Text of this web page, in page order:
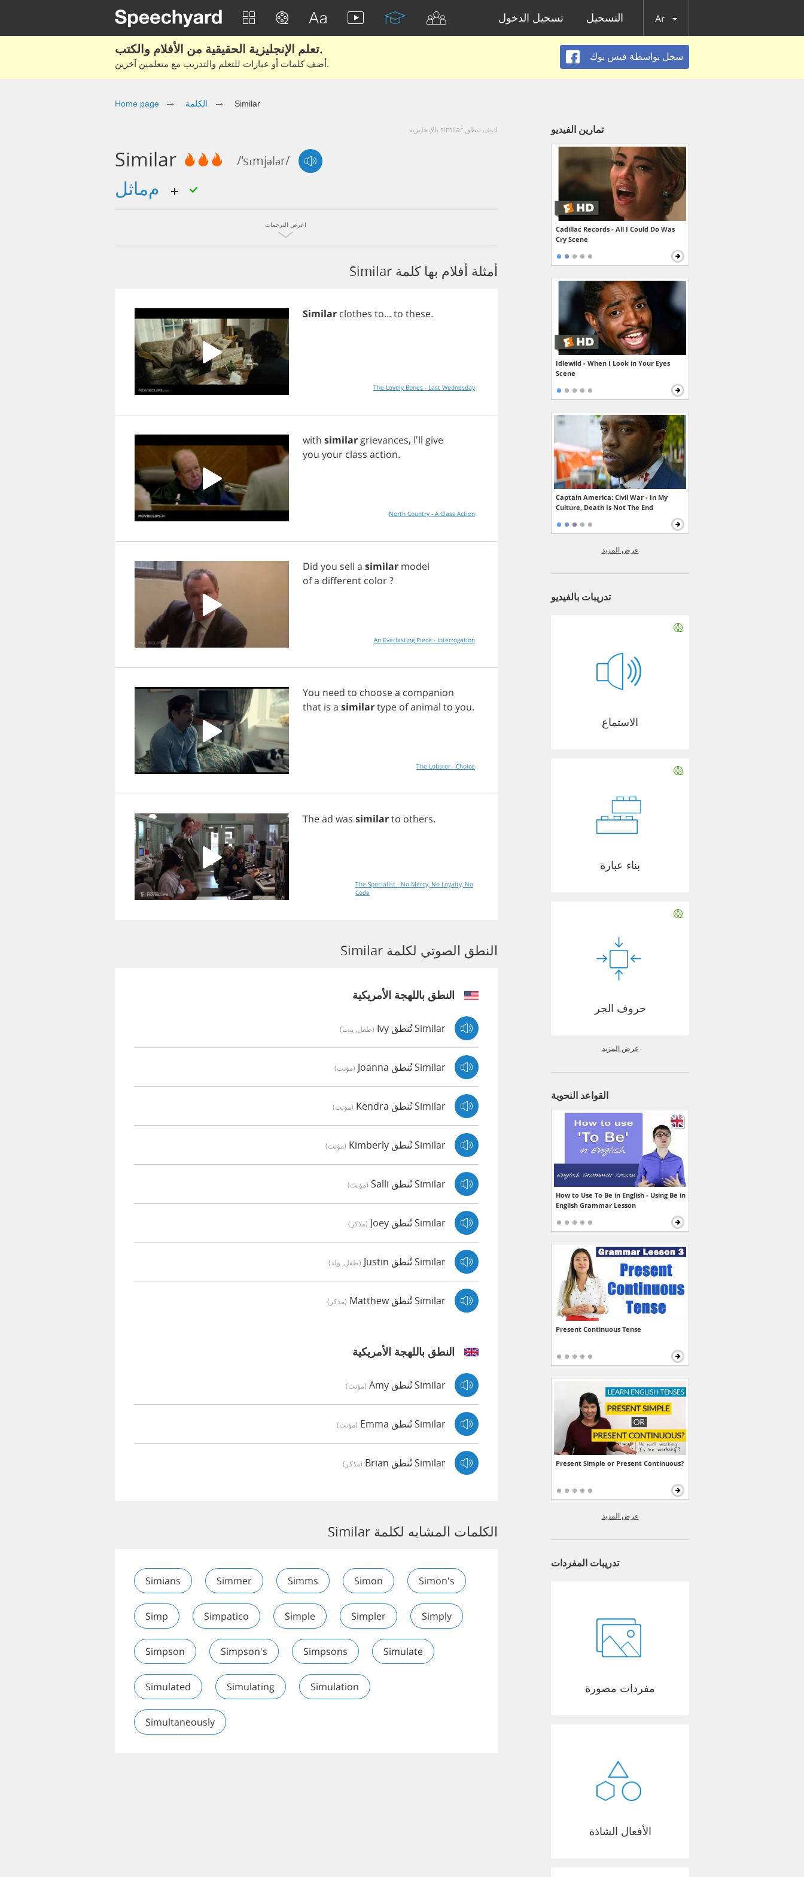
تسجيل الدخول التسجيل Ar
تعلم الإنجليزية الحقيقية من الأفلام والكتب.
أضف كلمات أو عبارات للتعلم والتدريب مع متعلمين آخرين.
سجل بواسطة فيس بوك
Home page الكلمة Similar
كيف تنطق similar بالإنجليزية
Similar /'sɪmjələr/
اعرض الترجمات
أمثلة أفلام بها كلمة Similar
Similar clothes to... to these.
The Lovely Bones - Last Wednesday
with similar grievances, I'll give
you your class action.
North Country - A Class Action
Did you sell a similar model
ofa different color?
An Everlasting Piece - Interrogation
You need to choosea companion
that is a similartype ofanimal to you.
The Lobster - Choice
Thead was similarto others.
The Specialist - No Mercy, No Loyalty, No
Code
النطق الصوتي لكلمة Similar
النطق باللهجة الأمريكية
Similar تُنطق Ivy (طفل, بنت)
Similar تُنطق Joanna (مؤنث)
Similar تُنطق Kendra (مؤنث)
Similar تُنطق Kimberly (مؤنث)
Similar تُنطق Salli (مؤنث)
Similar تُنطق Joey (مذكر)
Similar تُنطق Justin (طفل, ولد)
Similar تُنطق Matthew (مذكر)
النطق باللهجة الأمريكية
Similar تُنطق Amy (مؤنث)
Similar تُنطق Emma (مؤنث)
Similar تُنطق Brian (مذكر)
الكلمات المشابه لكلمة Similar
Simians Simmer Simms Simon Simon's
Simp Simpatico Simple Simpler Simply
Simpson Simpson's Simpsons Simulate
Simulated Simulating Simulation
Simultaneously
تمارين الفيديو
Cadillac Records - All I Could Do Was
Cry Scene
Idlewild - When I Look in Your Eyes
Scene
Captain America: Civil War - In My
Culture, Death Is Not The End
عرض المزيد
تدريبات بالفيديو
الاستماع
بناء عبارة
حروف الجر
عرض المزيد
القواعد النحوية
How to Use To Be in English - Using Be in
English Grammar Lesson
Present Continuous Tense
Present Simple or Present Continuous?
عرض المزيد
تدريبات المفردات
مفردات مصورة
الأفعال الشاذة